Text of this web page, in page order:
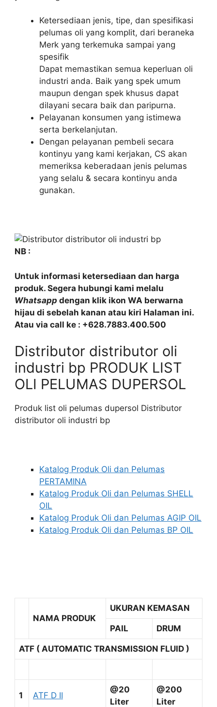
Ketersediaan jenis, tipe, dan spesifikasi
pelumas oli yang komplit, dari beraneka
Merk yang terkemuka sampai yang
spesifik
Dapat memastikan semua keperluan oli
industri anda. Baik yang spek umum
maupun dengan spek khusus dapat
dilayani secara baik dan paripurna.
Pelayanan konsumen yang istimewa
serta berkelanjutan.
Dengan pelayanan pembeli secara
kontinyu yang kami kerjakan, CS akan
memeriksa keberadaan jenis pelumas
yang selalu & secara kontinyu anda
gunakan.
NB :
Untuk informasi ketersediaan dan harga
produk. Segera hubungi kami melalu
Whatsapp dengan klik ikon WA berwarna
hijau di sebelah kanan atau kiri Halaman ini.
Atau via call ke : +628.7883.400.500
Distributor distributor oli
industri bp PRODUK LIST
OLI PELUMAS DUPERSOL
Produk list oli pelumas dupersol Distributor
distributor oli industri bp
Katalog Produk Oli dan Pelumas
PERTAMINA
Katalog Produk Oli dan Pelumas SHELL
OIL
Katalog Produk Oli dan Pelumas AGIP OIL
Katalog Produk Oli dan Pelumas BP OIL
NAMA PRODUK
UKURAN KEMASAN
PAIL DRUM
ATF ( AUTOMATIC TRANSMISSION FLUID )
1 ATF D II
@20
Liter
@200
Liter